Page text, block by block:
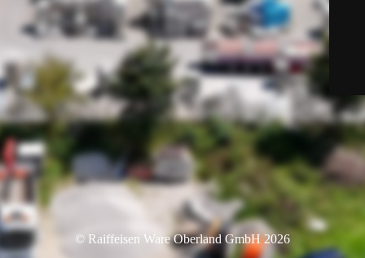
© Raiffeisen Ware Oberland GmbH 2026